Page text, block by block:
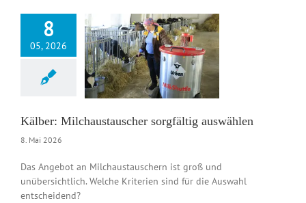
8
05, 2026
auswählen
Kälber: Milchaustauscher sorgfältig auswählen
8. Mai 2026
Das Angebot an Milchaustauschern ist groß und
unübersichtlich. Welche Kriterien sind für die Auswahl
entscheidend?